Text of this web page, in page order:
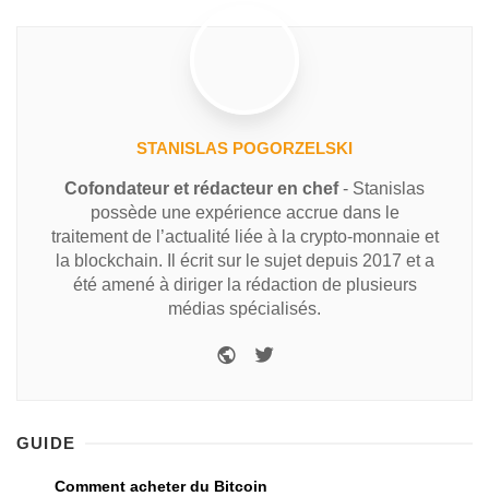
STANISLAS POGORZELSKI
Cofondateur et rédacteur en chef- Stanislas
possède une expérience accrue dans le
traitement de l’actualité liée à la crypto-monnaie et
la blockchain. Il écrit sur le sujet depuis 2017 et a
été amené à diriger la rédaction de plusieurs
médias spécialisés.
GUIDE
Comment acheter du Bitcoin